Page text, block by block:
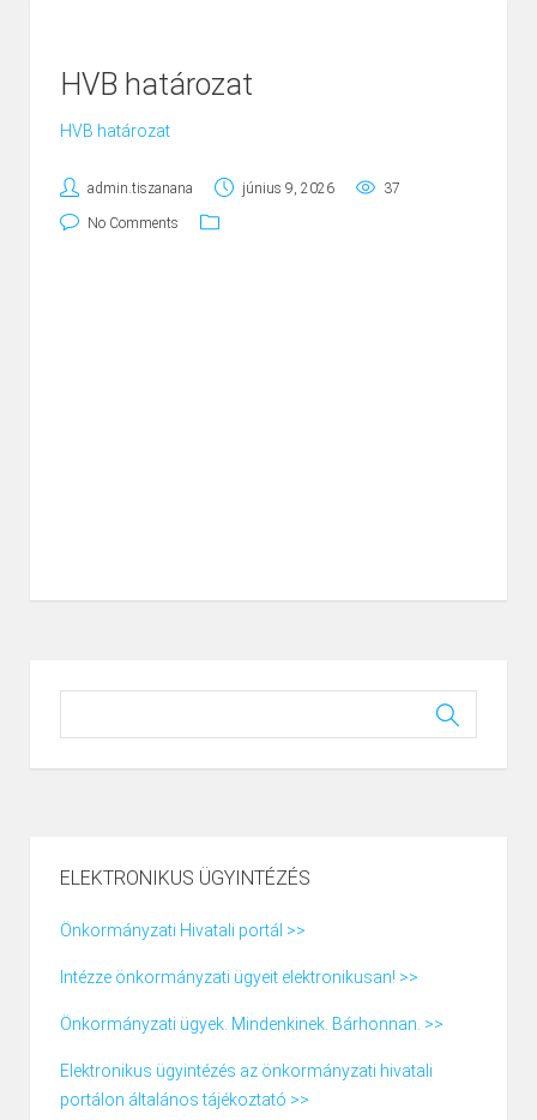
HVB határozat
HVB határozat
admin.tiszanana június 9, 2026 37
No Comments
ELEKTRONIKUS ÜGYINTÉZÉS
Önkormányzati Hivatali portál >>
Intézze önkormányzati ügyeit elektronikusan! >>
Önkormányzati ügyek. Mindenkinek. Bárhonnan. >>
Elektronikus ügyintézés az önkormányzati hivatali
portálon általános tájékoztató >>